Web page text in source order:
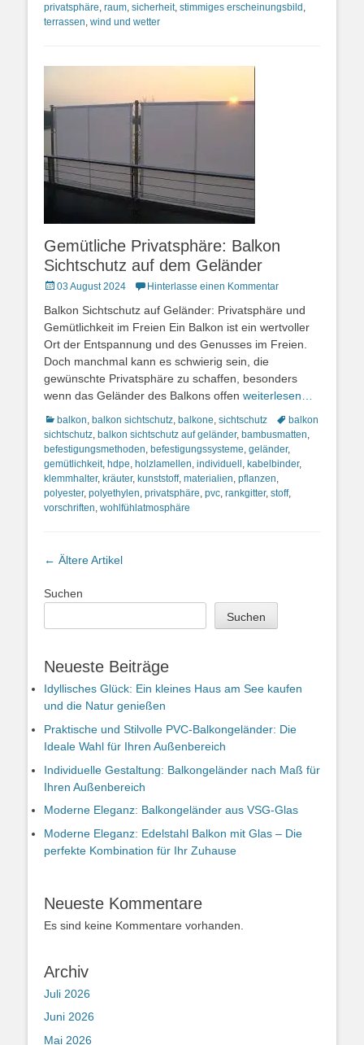
privatsphäre, raum, sicherheit, stimmiges erscheinungsbild ,
terrassen, wind und wetter
Gemütliche Privatsphäre: Balkon
Sichtschutz auf dem Geländer
Posted
03 August 2024 Hinterlasse einen Kommentar
Balkon Sichtschutz auf Geländer: Privatsphäre und
Gemütlichkeit im Freien Ein Balkon ist ein wertvoller
Ort der Entspannung und des Genusses im Freien.
Doch manchmal kann es schwierig sein, die
gewünschte Privatsphäre zu schaffen, besonders
wenn das Geländer des Balkons offen weiterlesen…
Kategorien
balkon, balkon sichtschutz, balkone, sichtschutz Schlagworte
balkon
sichtschutz, balkon sichtschutz auf geländer, bambusmatten,
befestigungsmethoden, befestigungssysteme, geländer,
gemütlichkeit, hdpe, holzlamellen, individuell , kabelbinder,
klemmhalter, kräuter, kunststoff, materialien, pflanzen,
polyester, polyethylen, privatsphäre, pvc, rankgitter, stoff,
vorschriften, wohlfühlatmosphäre
Artikel-
← Ältere Artikel
Suchen
Suchen
Neueste Beiträge
Idyllisches Glück: Ein kleines Haus am See kaufen
und die Natur genießen
Praktische und Stilvolle PVC-Balkongeländer: Die
Ideale Wahl für Ihren Außenbereich
Individuelle Gestaltung: Balkongeländer nach Maß für
Ihren Außenbereich
Moderne Eleganz: Balkongeländer aus VSG-Glas
Moderne Eleganz: Edelstahl Balkon mit Glas – Die
perfekte Kombination für Ihr Zuhause
Neueste Kommentare
Es sind keine Kommentare vorhanden.
Archiv
Juli 2026
Juni 2026
Mai 2026